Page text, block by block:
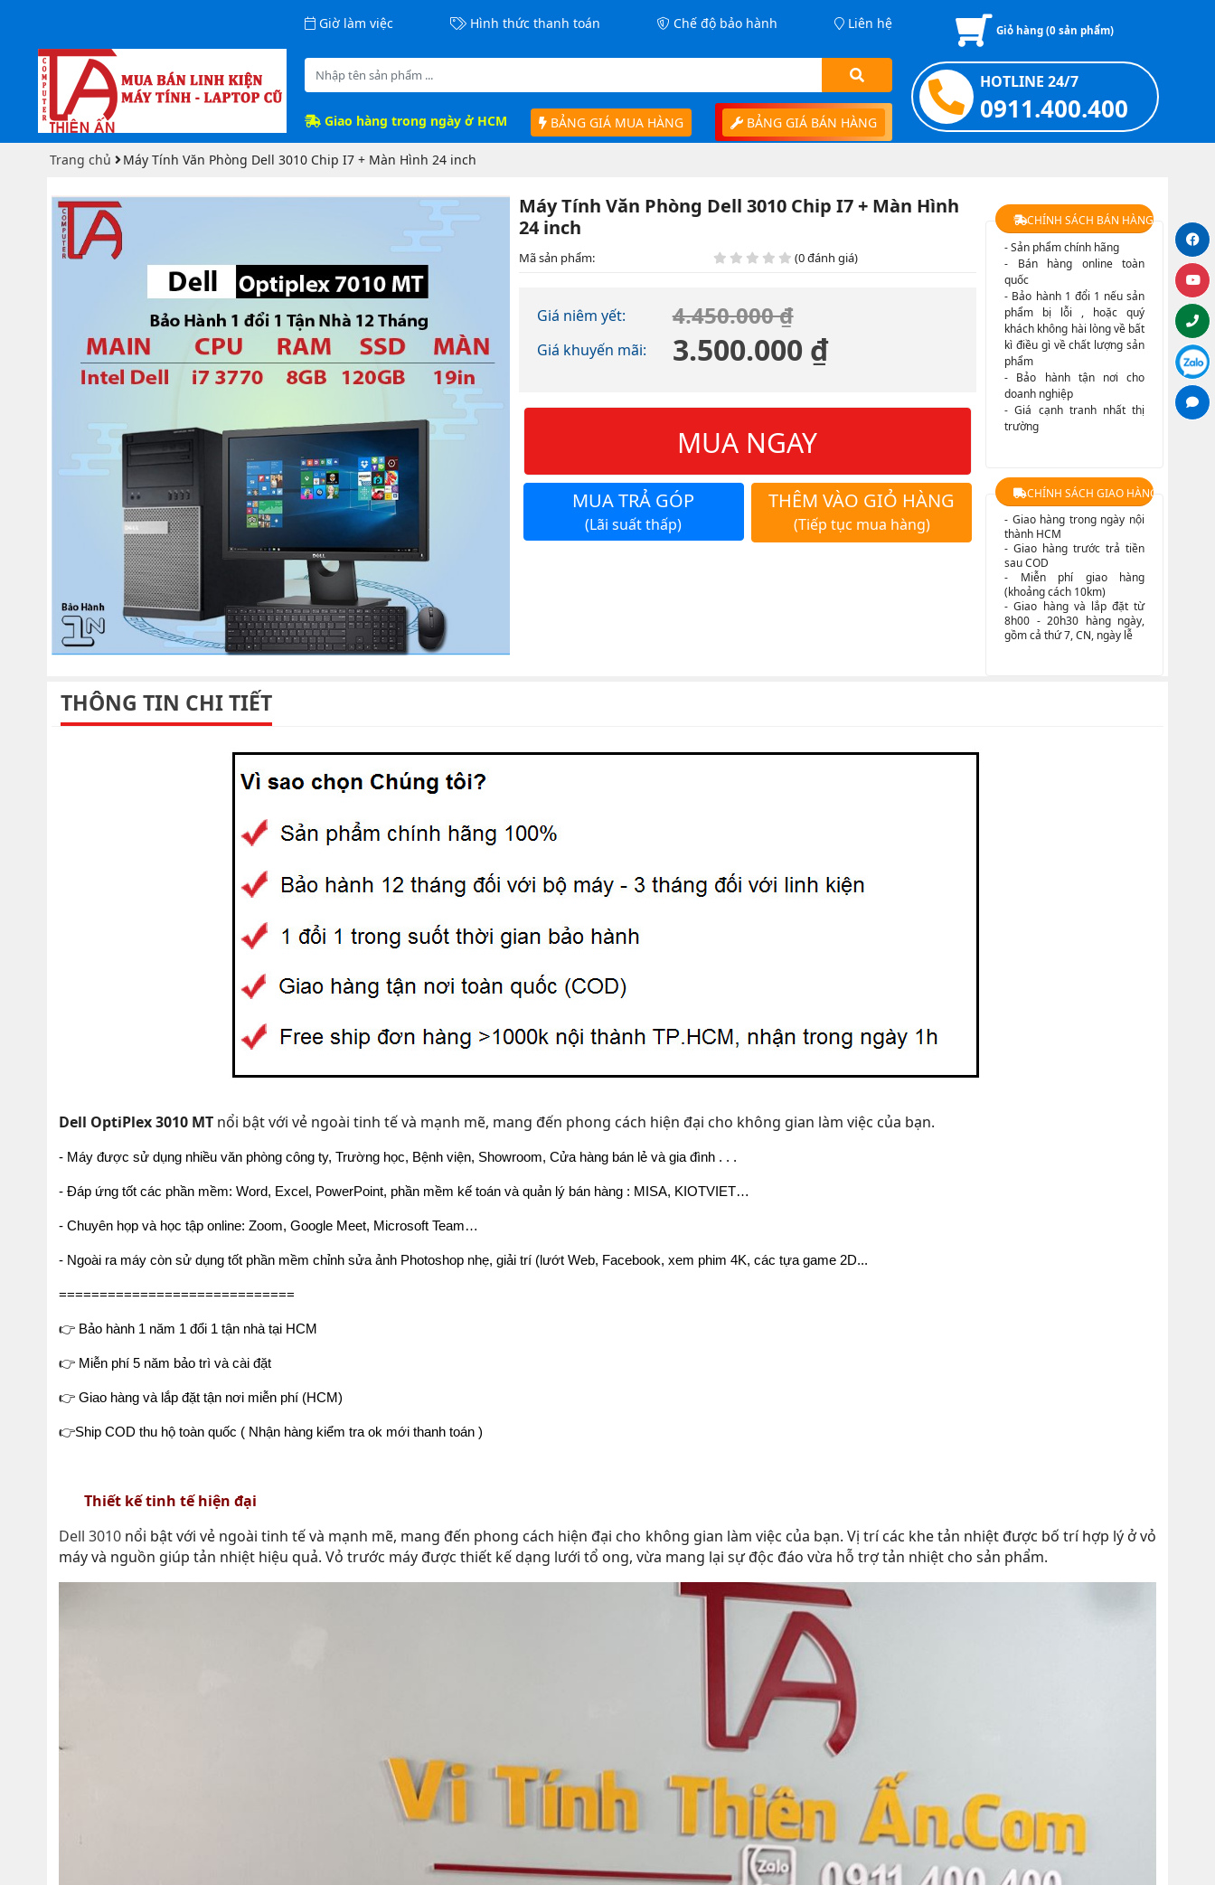
Giờ làm việc Hình thức thanh toán Chế độ bảo hành Liên hệ
Giao hàng trong ngày ở HCM BẢNG GIÁ MUA HÀNG BẢNG GIÁ BÁN HÀNG
Giỏ hàng (0 sản phẩm)
HOTLINE 24/7
0911.400.400
Trang chủ Máy Tính Văn Phòng Dell 3010 Chip I7 + Màn Hình 24 inch
Máy Tính Văn Phòng Dell 3010 Chip I7 + Màn Hình
24 inch
Mã sản phẩm: (0 đánh giá)
Giá niêm yết: 4.450.000 ₫
Giá khuyến mãi: 3.500.000 ₫
MUA NGAY
MUA TRẢ GÓP
(Lãi suất thấp)
THÊM VÀO GIỎ HÀNG
(Tiếp tục mua hàng)
CHÍNH SÁCH BÁN HÀNG
- Sản phẩm chính hãng
- Bán hàng online toàn
quốc
- Bảo hành 1 đổi 1 nếu sản
phẩm bị lỗi , hoặc quý
khách không hài lòng về bất
kì điều gì về chất lượng sản
phẩm
- Bảo hành tận nơi cho
doanh nghiệp
- Giá cạnh tranh nhất thị
trường
CHÍNH SÁCH GIAO HÀNG
- Giao hàng trong ngày nội
thành HCM
- Giao hàng trước trả tiền
sau COD
- Miễn phí giao hàng
(khoảng cách 10km)
- Giao hàng và lắp đặt từ
8h00 - 20h30 hàng ngày,
gồm cả thứ 7, CN, ngày lễ
THÔNG TIN CHI TIẾT
Dell OptiPlex 3010 MT nổi bật với vẻ ngoài tinh tế và mạnh mẽ, mang đến phong cách hiện đại cho không gian làm việc của bạn.
- Máy được sử dụng nhiều văn phòng công ty, Trường học, Bệnh viện, Showroom, Cửa hàng bán lẻ và gia đình . . .
- Đáp ứng tốt các phần mềm: Word, Excel, PowerPoint, phần mềm kế toán và quản lý bán hàng : MISA, KIOTVIET…
- Chuyên họp và học tập online: Zoom, Google Meet, Microsoft Team…
- Ngoài ra máy còn sử dụng tốt phần mềm chỉnh sửa ảnh Photoshop nhẹ, giải trí (lướt Web, Facebook, xem phim 4K, các tựa game 2D...
=============================
👉 Bảo hành 1 năm 1 đổi 1 tận nhà tại HCM
👉 Miễn phí 5 năm bảo trì và cài đặt
👉 Giao hàng và lắp đặt tận nơi miễn phí (HCM)
👉Ship COD thu hộ toàn quốc ( Nhận hàng kiểm tra ok mới thanh toán )
Thiết kế tinh tế hiện đại
Dell 3010 nổi bật với vẻ ngoài tinh tế và mạnh mẽ, mang đến phong cách hiện đại cho không gian làm việc của bạn. Vị trí các khe tản nhiệt được bố trí hợp lý ở vỏ
máy và nguồn giúp tản nhiệt hiệu quả. Vỏ trước máy được thiết kế dạng lưới tổ ong, vừa mang lại sự độc đáo vừa hỗ trợ tản nhiệt cho sản phẩm.